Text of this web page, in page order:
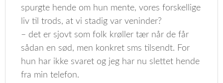
spurgte hende om hun mente, vores forskellige
liv til trods, at vi stadig var veninder?
– det er sjovt som folk krøller tær når de får
sådan en sød, men konkret sms tilsendt. For
hun har ikke svaret og jeg har nu slettet hende
fra min telefon.